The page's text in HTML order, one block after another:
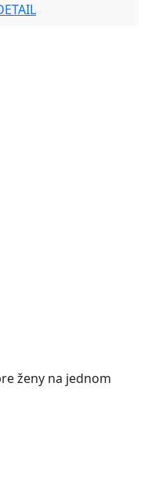
ženy na jednom